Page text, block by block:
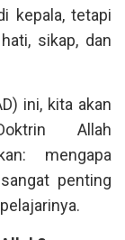
kepala, tetapi
sikap, dan
ini, kita akan
Allah
mengapa
penting